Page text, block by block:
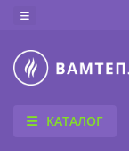
КАТАЛОГ